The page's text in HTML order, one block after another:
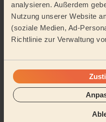
analysieren. Außerdem
Nutzung unserer Website
(soziale Medien, Ad-
Richtlinie zur Verwaltung
von
verfügbar:
Henstedt-Ulzburg